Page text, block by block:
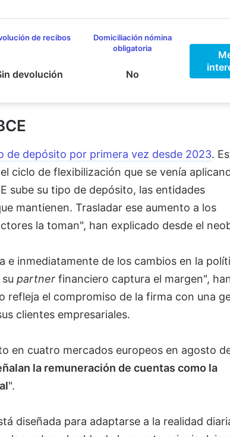
de recibos
devolución
Domiciliación nómina
obligatoria
No
de depósito por primera vez desde 2023.
ciclo de flexibilización que se venía
sube su tipo de depósito, las entidades
mantienen. Trasladar ese aumento a los
la toman", han explicado desde el
e inmediatamente de los cambios en la
partnerfinanciero captura el margen",
refleja el compromiso de la firma con una
clientes empresariales.
en cuatro mercados europeos en agosto
la remuneración de cuentas como la
".
diseñada para adaptarse a la realidad